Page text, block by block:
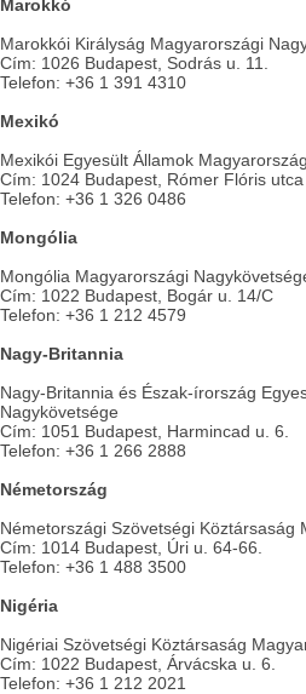
Marokkó
Marokkói Királyság Magyarországi
Cím: 1026 Budapest, Sodrás u. 11.
Telefon: +36 1 391 4310
Mexikó
Mexikói Egyesült Államok
Cím: 1024 Budapest, Rómer Flóris utca
Telefon: +36 1 326 0486
Mongólia
Mongólia Magyarországi
Cím: 1022 Budapest, Bogár u. 14/C
Telefon: +36 1 212 4579
Nagy-Britannia
Nagy-Britannia és Észak-írország
Nagykövetsége
Cím: 1051 Budapest, Harmincad u. 6.
Telefon: +36 1 266 2888
Németország
Németországi Szövetségi Köztársaság
Cím: 1014 Budapest, Úri u. 64-66.
Telefon: +36 1 488 3500
Nigéria
Nigériai Szövetségi Köztársaság
Cím: 1022 Budapest, Árvácska u. 6.
Telefon: +36 1 212 2021